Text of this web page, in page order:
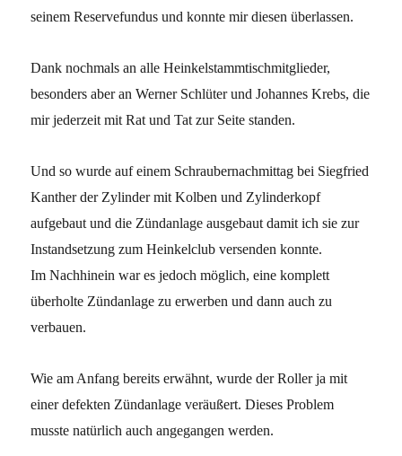
seinem Reservefundus und konnte mir diesen überlassen.
Dank nochmals an alle Heinkelstammtischmitglieder,
besonders aber an Werner Schlüter und Johannes Krebs, die
mir jederzeit mit Rat und Tat zur Seite standen.
Und so wurde auf einem Schraubernachmittag bei Siegfried
Kanther der Zylinder mit Kolben und Zylinderkopf
aufgebaut und die Zündanlage ausgebaut damit ich sie zur
Instandsetzung zum Heinkelclub versenden konnte.
Im Nachhinein war es jedoch möglich, eine komplett
überholte Zündanlage zu erwerben und dann auch zu
verbauen.
Wie am Anfang bereits erwähnt, wurde der Roller ja mit
einer defekten Zündanlage veräußert. Dieses Problem
musste natürlich auch angegangen werden.